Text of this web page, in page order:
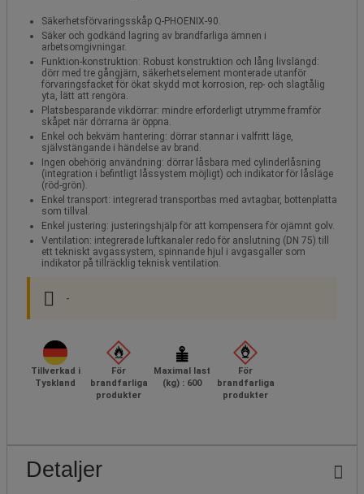
Säkerhetsförvaringsskåp Q-PHOENIX-90.
Säker och godkänd lagring av brandfarliga ämnen i
arbetsomgivningar.
Funktion-konstruktion: Robust konstruktion och lång livslängd:
dörr med tre gångjärn, säkerhetselement monterade utanför
förvaringsfacket för ökat skydd mot korrosion, rep- och slagtålig
yta, lätt att rengöra.
Platsbesparande vikdörrar: mindre erforderligt utrymme framför
skåpet när dörrarna är öppna.
Enkel och bekväm hantering: dörrar stannar i valfritt läge,
självstängande i händelse av brand.
Ingen obehörig användning: dörrar låsbara med cylinderlåsning
(integration i befintligt låssystem möjligt) och indikator för låsläge
(röd-grön).
Enkel transport: integrerad transportbas med avtagbar, bottenplatta
som tillval.
Enkel justering: justeringshjälp för att kompensera för ojämnt golv.
Ventilation: integrerade luftkanaler redo för anslutning (DN 75) till
ett tekniskt avgassystem, spinnande hjul i avgasgaller som
indikator på tillräcklig teknisk ventilation.
-
Tillverkad i
Tyskland
För
brandfarliga
produkter
Maximal last
(kg) : 600
För
brandfarliga
produkter
Detaljer